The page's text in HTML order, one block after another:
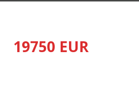
19750 EUR